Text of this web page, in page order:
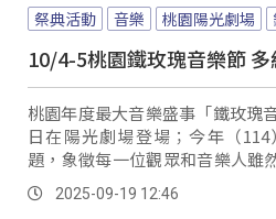
祭典活動 音樂 桃園陽光劇場
10/4-5桃園鐵玫瑰音樂節
桃園年度最大音樂盛事「鐵玫瑰
日在陽光劇場登場；今年（
題，象徵每一位觀眾和音樂人雖
上碰撞並融合出共同的能量。
2025-09-19 12:46